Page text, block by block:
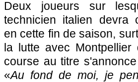
Deux joueurs sur
technicien italien devra
en cette fin de saison,
la lutte avec Montpellier
course au titre
«Au fond de moi, je